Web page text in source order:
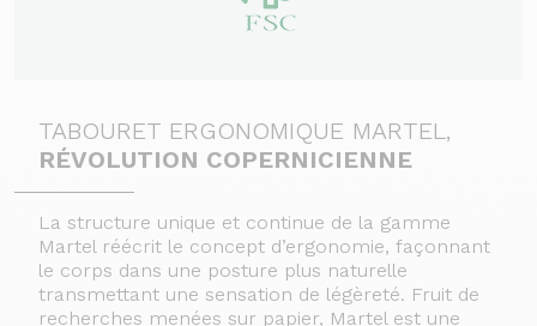
TABOURET ERGONOMIQUE MARTEL,
RÉVOLUTION COPERNICIENNE
La structure unique et continue de la gamme
Martel réécrit le concept d’ergonomie, façonnant
le corps dans une posture plus naturelle
transmettant une sensation de légèreté. Fruit de
recherches menées sur papier, Martel est une